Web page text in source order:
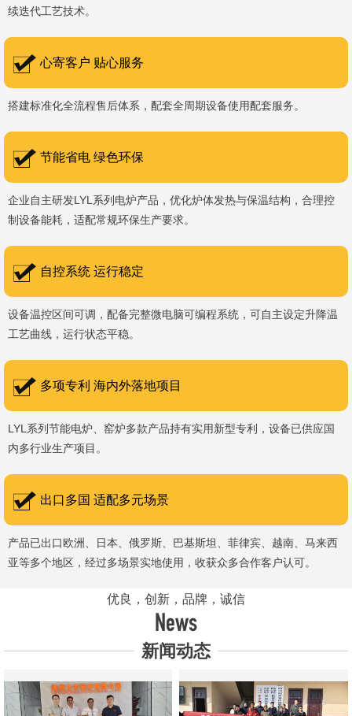
认定：高新 技术企业、科技型中小企业、洛阳市企业研发中心（证
书编号：202207080）、河南省专精特新企业。 我们坚持以
科技促生产，以质量创品牌，以品牌创市场的战略发展，实现科学化
国内外新老客户前来参观洽谈，让我们携手，合作共赢，共创新未
来！洛阳新安工厂视频洛阳高新工厂视频
续迭代工艺技术。
心寄客户 贴心服务
搭建标准化全流程售后体系，配套全周期设备使用配套服务。
节能省电 绿色环保
企业自主研发LYL系列电炉产品，优化炉体发热与保温结构，合理控
制设备能耗，适配常规环保生产要求。
自控系统 运行稳定
设备温控区间可调，配备完整微电脑可编程系统，可自主设定升降温
工艺曲线，运行状态平稳。
多项专利 海内外落地项目
LYL系列节能电炉、窑炉多款产品持有实用新型专利，设备已供应国
内多行业生产项目。
出口多国 适配多元场景
产品已出口欧洲、日本、俄罗斯、巴基斯坦、菲律宾、越南、马来西
亚等多个地区，经过多场景实地使用，收获众多合作客户认可。
优良，创新，品牌，诚信
News
新闻动态